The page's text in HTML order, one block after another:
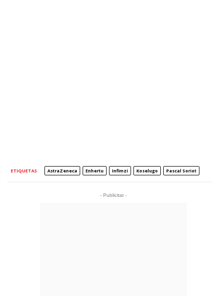
ETIQUETAS AstraZeneca Enhertu Infimzi Koselugo Pascal Soriot
- Publicitat -